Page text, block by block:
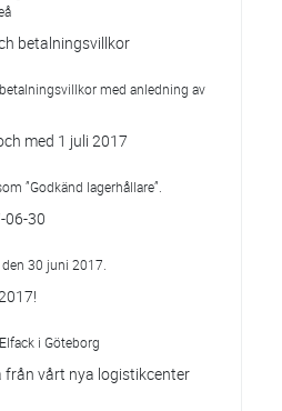
betalningsvillkor
med anledning av
med 1 juli 2017
”Godkänd lagerhållare”.
06-30
30 juni 2017.
i Göteborg
från vårt nya logistikcenter